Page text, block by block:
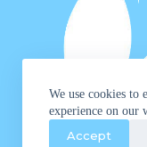
We use cookies to
experience on our
Accept